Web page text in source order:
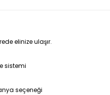
elinize ulaşır.
sistemi
seçeneği